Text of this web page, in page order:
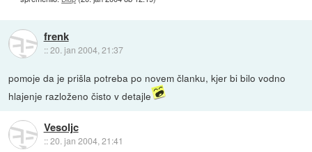
frenk
::20. jan 2004, 21:37
pomoje da je prišla potreba po novem članku, kjer bi bilo vodno
hlajenje razloženo čisto v detajle
Vesoljc
::20. jan 2004, 21:41